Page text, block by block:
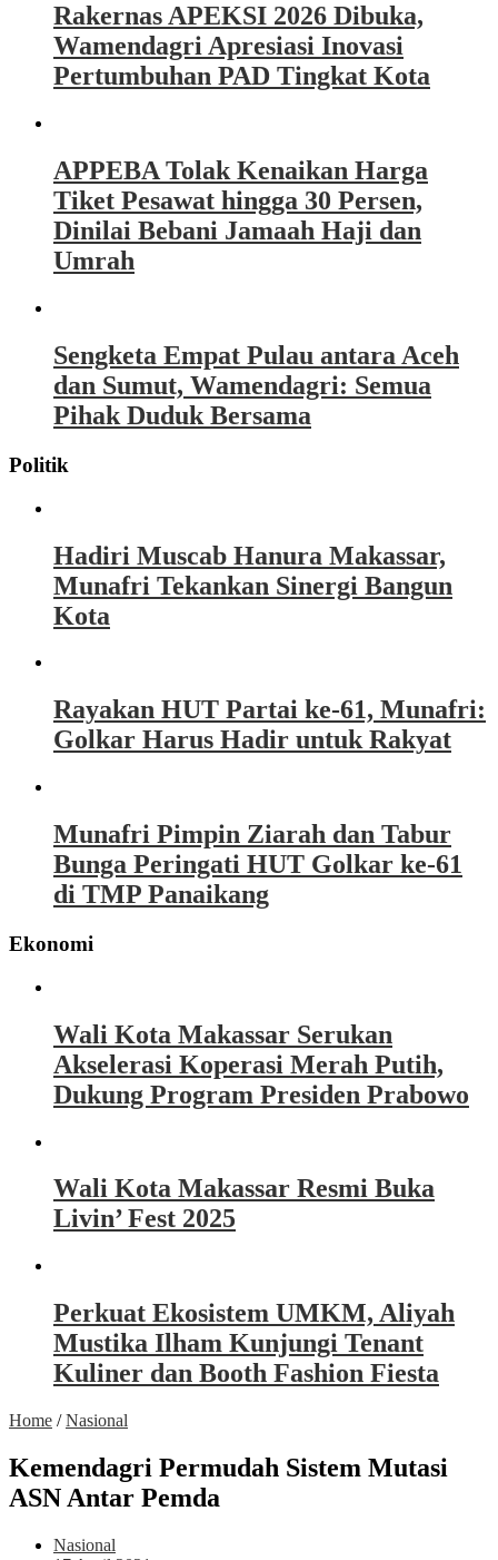
Rakernas APEKSI 2026 Dibuka,
Wamendagri Apresiasi Inovasi
Pertumbuhan PAD Tingkat Kota
APPEBA Tolak Kenaikan Harga
Tiket Pesawat hingga 30 Persen,
Dinilai Bebani Jamaah Haji dan
Umrah
Sengketa Empat Pulau antara Aceh
dan Sumut, Wamendagri: Semua
Pihak Duduk Bersama
Politik
Hadiri Muscab Hanura Makassar,
Munafri Tekankan Sinergi Bangun
Kota
Rayakan HUT Partai ke-61, Munafri:
Golkar Harus Hadir untuk Rakyat
Munafri Pimpin Ziarah dan Tabur
Bunga Peringati HUT Golkar ke-61
di TMP Panaikang
Ekonomi
Wali Kota Makassar Serukan
Akselerasi Koperasi Merah Putih,
Dukung Program Presiden Prabowo
Wali Kota Makassar Resmi Buka
Livin’ Fest 2025
Perkuat Ekosistem UMKM, Aliyah
Mustika Ilham Kunjungi Tenant
Kuliner dan Booth Fashion Fiesta
Home /Nasional
Kemendagri Permudah Sistem Mutasi
ASN Antar Pemda
Nasional